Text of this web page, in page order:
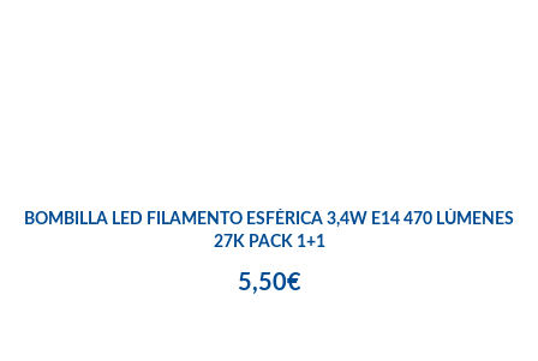
BOMBILLA LED FILAMENTO ESFÉRICA 3,4W E14 470 LÚMENES
27K PACK 1+1
5,50€